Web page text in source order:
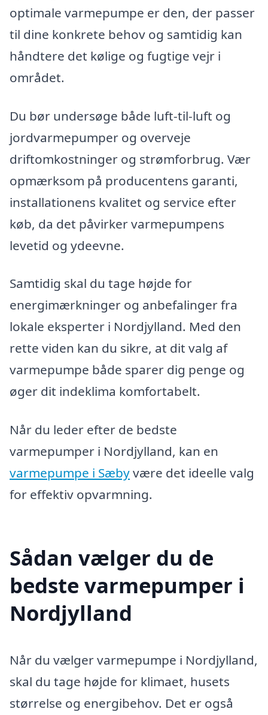
optimale varmepumpe er den, der passer
til dine konkrete behov og samtidig kan
håndtere det kølige og fugtige vejr i
området.
Du bør undersøge både luft-til-luft og
jordvarmepumper og overveje
driftomkostninger og strømforbrug. Vær
opmærksom på producentens garanti,
installationens kvalitet og service efter
køb, da det påvirker varmepumpens
levetid og ydeevne.
Samtidig skal du tage højde for
energimærkninger og anbefalinger fra
lokale eksperter i Nordjylland. Med den
rette viden kan du sikre, at dit valg af
varmepumpe både sparer dig penge og
øger dit indeklima komfortabelt.
Når du leder efter de bedste
varmepumper i Nordjylland, kan en
varmepumpe i Sæbyvære det ideelle valg
for effektiv opvarmning.
Sådan vælger du de
bedste varmepumper i
Nordjylland
Når du vælger varmepumpe i Nordjylland,
skal du tage højde for klimaet, husets
størrelse og energibehov. Det er også